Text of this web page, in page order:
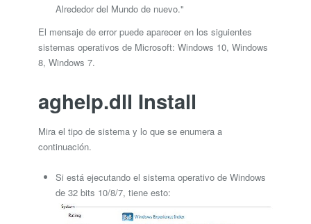
Alrededor del Mundo de nuevo."
El mensaje de error puede aparecer en los siguientes
sistemas operativos de Microsoft: Windows 10, Windows
8, Windows 7.
aghelp.dll Install
Mira el tipo de sistema y lo que se enumera a
continuación.
Si está ejecutando el sistema operativo de Windows
de 32 bits 10/8/7, tiene esto: